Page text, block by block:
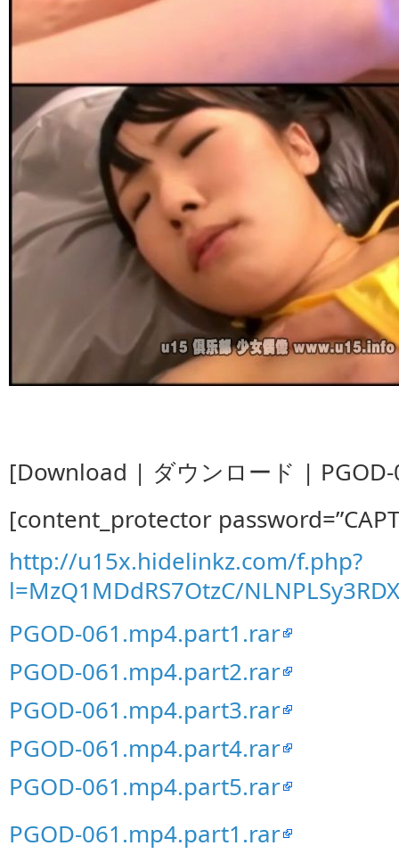
[Download | ダウンロード |
[content_protector
http://u15x.hidelinkz.com/f.php?
l=MzQ1MDdRS7OtzC/
PGOD-061.mp4.part1.rar
PGOD-061.mp4.part2.rar
PGOD-061.mp4.part3.rar
PGOD-061.mp4.part4.rar
PGOD-061.mp4.part5.rar
PGOD-061.mp4.part1.rar